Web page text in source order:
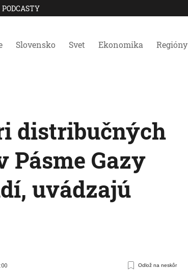
PODCASTY
Slovensko Svet Ekonomika Regióny
distribučných
Pásme Gazy
uvádzajú
Odlož na neskôr